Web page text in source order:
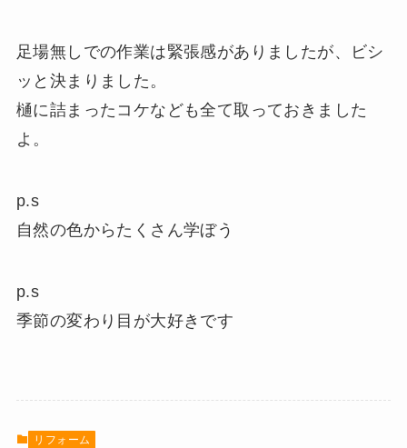
足場無しでの作業は緊張感がありましたが、ビシ
ッと決まりました。
樋に詰まったコケなども全て取っておきました
よ。
p.s
自然の色からたくさん学ぼう
p.s
季節の変わり目が大好きです
リフォーム